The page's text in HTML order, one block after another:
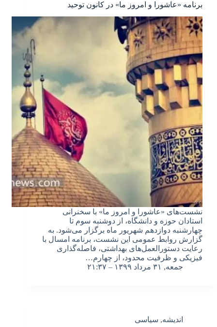
برنامه «عاشورا و امروز ما» در کانون توحید
نشست‌های «عاشورا و امروز ما» با سخنرانی
استادان حوزه و دانشگاه، از دوشنبه سوم تا
چهارشنبه دوازدهم شهریور ماه برگزار می‌شود. به
گزارش روابط عمومی این نشست‌، برنامه امسال با
رعایت دستورالعمل‌های بهداشتی، فاصله‌گذاری
فیزیکی و ظرفیت محدود، از چهارم…
جمعه, ۳۱ مرداد ۱۳۹۹ – ۲۱:۳۷
اندیشه, سیاسی